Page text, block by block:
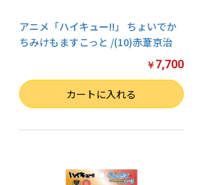
アニメ「ハイキュー!!」 ちょいでか
ちみけもますこっと /(10)赤葦京治
￥ 7,700
数量 カートに入れる